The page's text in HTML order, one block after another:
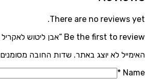
There are no reviews yet.
Be the first to review “אבן ליטוש לאקריל לידיתן”
האימייל לא יוצג באתר. שדות החובה מסומנים
Name
*